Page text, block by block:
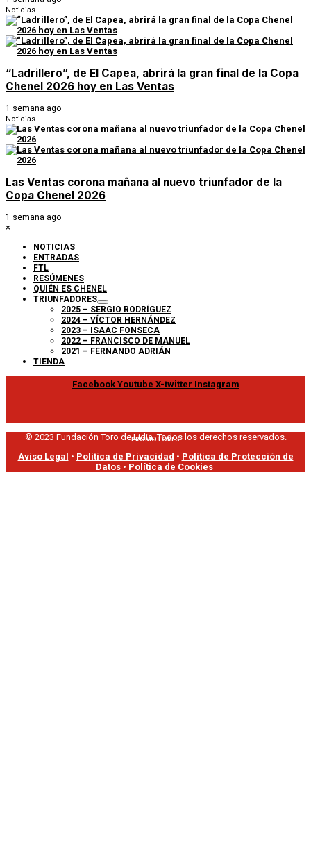
Noticias
“Ladrillero”, de El Capea, abrirá la gran final de la Copa
Chenel 2026 hoy en Las Ventas
1 semana ago
Noticias
Las Ventas corona mañana al nuevo triunfador de la
Copa Chenel 2026
1 semana ago
×
NOTICIAS
ENTRADAS
FTL
RESÚMENES
QUIÉN ES CHENEL
TRIUNFADORES
2025 – SERGIO RODRÍGUEZ
2024 – VÍCTOR HERNÁNDEZ
2023 – ISAAC FONSECA
2022 – FRANCISCO DE MANUEL
2021 – FERNANDO ADRIÁN
TIENDA
Facebook Youtube X-twitter Instagram
PROMOTORES
© 2023 Fundación Toro de Lidia. Todos los derechos reservados.
Aviso Legal • Política de Privacidad • Política de Protección de
Datos • Política de Cookies